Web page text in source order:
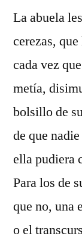
La abuela
cerezas,
cada vez
metía,
bolsillo de
de que
ella pudiera
Para los de
que no, una
o el